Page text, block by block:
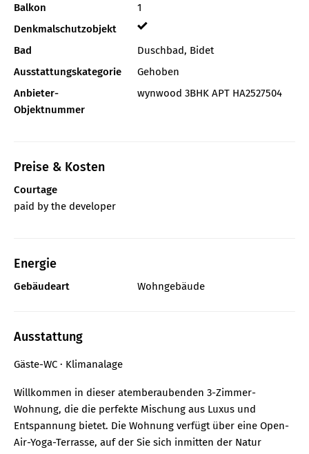
Balkon
1
Denkmalschutzobjekt
Bad
Duschbad, Bidet
Ausstattungskategorie
Gehoben
Anbieter-
Objektnummer
wynwood 3BHK APT HA2527504
Preise & Kosten
Courtage
paid by the developer
Energie
Gebäudeart Wohngebäude
Ausstattung
Gäste-WC Klimanalage
Willkommen in dieser atemberaubenden 3-Zimmer-
Wohnung, die die perfekte Mischung aus Luxus und
Entspannung bietet. Die Wohnung verfügt über eine Open-
Air-Yoga-Terrasse, auf der Sie sich inmitten der Natur